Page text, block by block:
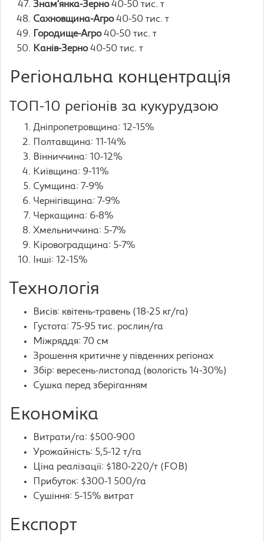
Знам’янка-Зерно40-50 тис. т
Сахновщина-Агро40-50 тис. т
Городище-Агро40-50 тис. т
Канів-Зерно40-50 тис. т
Регіональна концентрація
ТОП-10 регіонів за кукурудзою
Дніпропетровщина: 12-15%
Полтавщина: 11-14%
Вінниччина: 10-12%
Київщина: 9-11%
Сумщина: 7-9%
Чернігівщина: 7-9%
Черкащина: 6-8%
Хмельниччина: 5-7%
Кіровоградщина: 5-7%
Інші: 12-15%
Технологія
Висів: квітень-травень (18-25 кг/га)
Густота: 75-95 тис. рослин/га
Міжряддя: 70 см
Зрошення критичне у південних регіонах
Збір: вересень-листопад (вологість 14-30%)
Сушка перед зберіганням
Економіка
Витрати/га: $500-900
Урожайність: 5,5-12 т/га
Ціна реалізації: $180-220/т (FOB)
Прибуток: $300-1 500/га
Сушіння: 5-15% витрат
Експорт